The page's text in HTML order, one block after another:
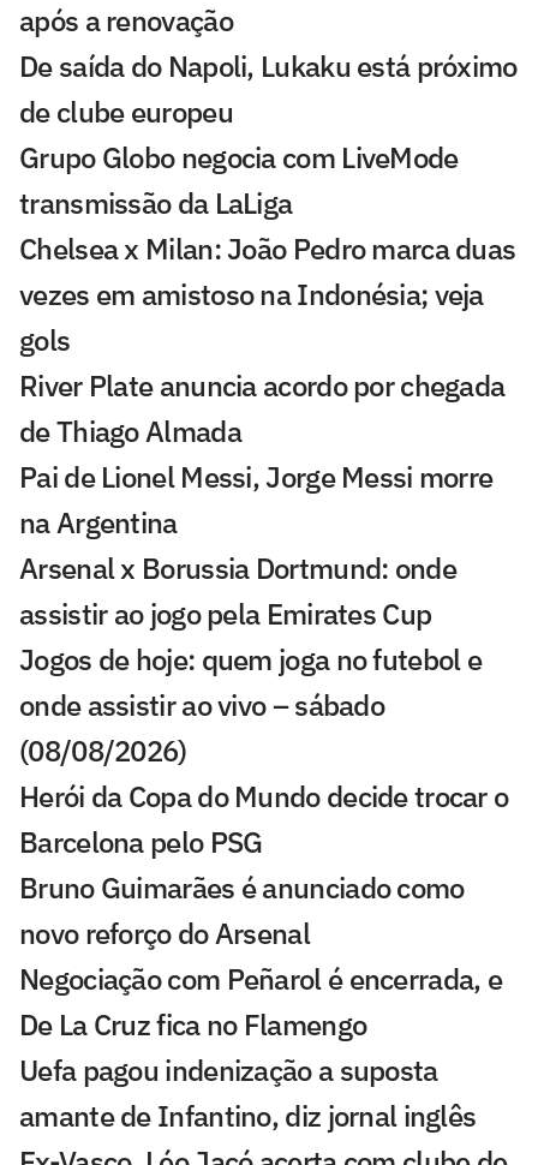
após a renovação
De saída do Napoli, Lukaku está próximo
de clube europeu
Grupo Globo negocia com LiveMode
transmissão da LaLiga
Chelsea x Milan: João Pedro marca duas
vezes em amistoso na Indonésia; veja
gols
River Plate anuncia acordo por chegada
de Thiago Almada
Pai de Lionel Messi, Jorge Messi morre
na Argentina
Arsenal x Borussia Dortmund: onde
assistir ao jogo pela Emirates Cup
Jogos de hoje: quem joga no futebol e
onde assistir ao vivo – sábado
(08/08/2026)
Herói da Copa do Mundo decide trocar o
Barcelona pelo PSG
Bruno Guimarães é anunciado como
novo reforço do Arsenal
Negociação com Peñarol é encerrada, e
De La Cruz fica no Flamengo
Uefa pagou indenização a suposta
amante de Infantino, diz jornal inglês